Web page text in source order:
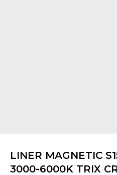
LINER MAGNETIC
3000-6000K TRIX